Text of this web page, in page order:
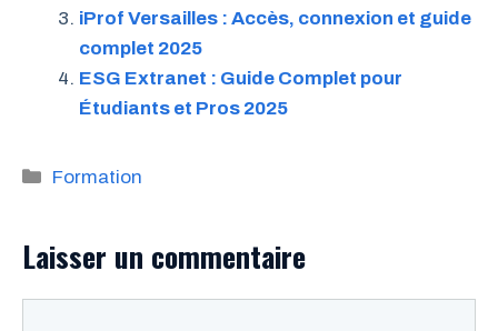
iProf Versailles : Accès, connexion et guide
complet 2025
ESG Extranet : Guide Complet pour
Étudiants et Pros 2025
Catégories
Formation
Laisser un commentaire